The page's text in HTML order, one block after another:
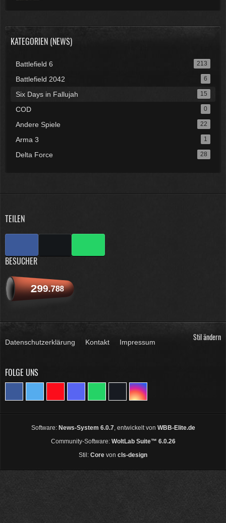
KATEGORIEN (NEWS)
Battlefield 6 213
Battlefield 2042 6
Six Days in Fallujah 15
COD 0
Andere Spiele 22
Arma 3 1
Delta Force 28
TEILEN
BESUCHER
299.788
Stil ändern
Datenschutzerklärung Kontakt Impressum
FOLGE UNS
Software: News-System 6.0.7, entwickelt von WBB-Elite.de
Community-Software: WoltLab Suite™ 6.0.26
Stil: Core von cls-design